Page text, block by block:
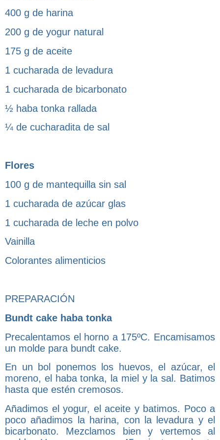
400 g de harina
200 g de yogur natural
175 g de aceite
1 cucharada de levadura
1 cucharada de bicarbonato
½ haba tonka rallada
¼ de cucharadita de sal
Flores
100 g de mantequilla sin sal
1 cucharada de azúcar glas
1 cucharada de leche en polvo
Vainilla
Colorantes alimenticios
PREPARACIÓN
Bundt cake haba tonka
Precalentamos el horno a 175ºC. Encamisamos
un molde para bundt cake.
En un bol ponemos los huevos, el azúcar, el
moreno, el haba tonka, la miel y la sal. Batimos
hasta que estén cremosos.
Añadimos el yogur, el aceite y batimos. Poco a
poco añadimos la harina, con la levadura y el
bicarbonato. Mezclamos bien y vertemos al